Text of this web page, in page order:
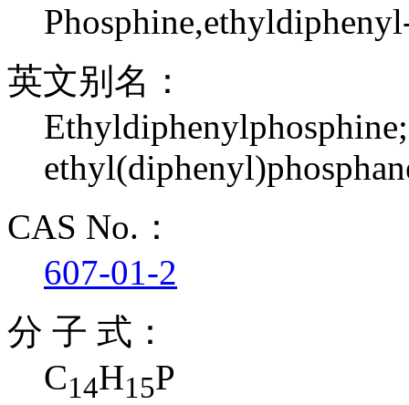
英文别名：
Ethyldiphenylphosphine;
CAS No.：
607-01-2
分 子 式：
C14H15P